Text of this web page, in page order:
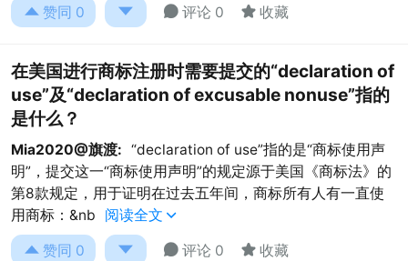
 赞同 0   评论 0  收藏
在美国进行商标注册时需要提交的“declaration of
use”及“declaration of excusable nonuse”指的
是什么？
Mia2020@旗渡: “declaration of use”指的是“商标使用声
明”，提交这一“商标使用声明”的规定源于美国《商标法》的
第8款规定，用于证明在过去五年间，商标所有人有一直使
用商标：&nb
阅读全文 
 赞同 0   评论 0  收藏